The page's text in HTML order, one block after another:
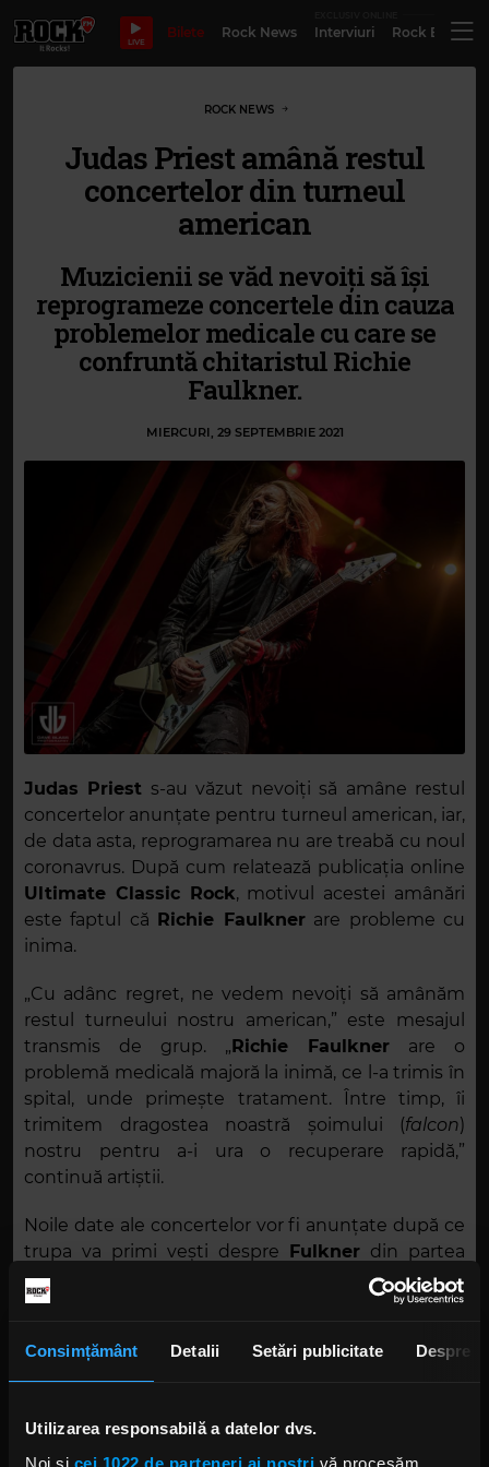
Consimțământ Detalii Setări publicitate Despre
Utilizarea responsabilă a datelor dvs.
Noi și cei 1022 de parteneri ai noștri vă procesăm
LIVE
Bilete Rock News Interviuri Rock
ROCK NEWS
Judas Priest amână restul
concertelor din turneul
american
Muzicienii se văd nevoiți să își
reprogrameze concertele din cauza
problemelor medicale cu care se
confruntă chitaristul Richie
Faulkner.
MIERCURI, 29 SEPTEMBRIE 2021
Judas Priest s-au văzut nevoiți să amâne restul
concertelor anunțate pentru turneul american, iar,
de data asta, reprogramarea nu are treabă cu noul
coronavrus. După cum relatează publicația online
Ultimate Classic Rock, motivul acestei amânări
este faptul că
Richie Faulknerare probleme cu
inima.
„Cu adânc regret, ne vedem nevoiți să amânăm
restul turneului nostru american,” este mesajul
transmis de grup. „ Richie Faulkner are o
problemă medicală majoră la inimă, ce l-a trimis în
spital, unde primește tratament. Între timp, îi
trimitem dragostea noastră șoimului (falcon)
nostru pentru a-i ura o recuperare rapidă,”
continuă artiștii.
Noile date ale concertelor vor fi anunțate după ce
trupa va primi vești despre
Fulkner din partea
doctorilor.